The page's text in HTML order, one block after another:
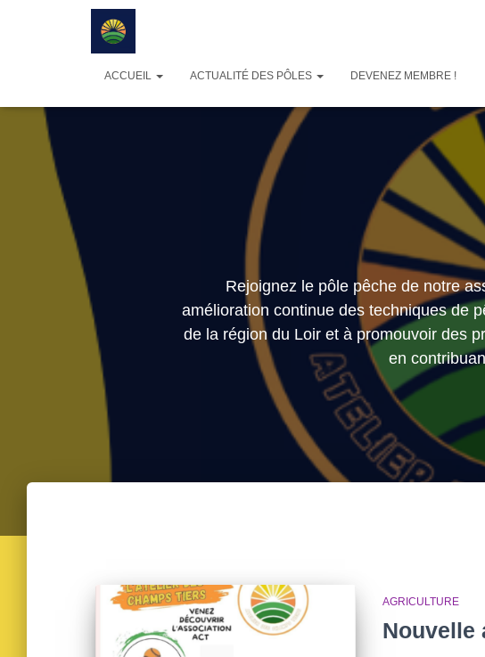
ACCUEIL ACTUALITÉ DES PÔLES DEVENEZ MEMBRE !
Rejoignez le pôle pêche de notre
amélioration continue des techniques de
de la région du Loir et à promouvoir des
en
AGRICULTURE
Nouvelle